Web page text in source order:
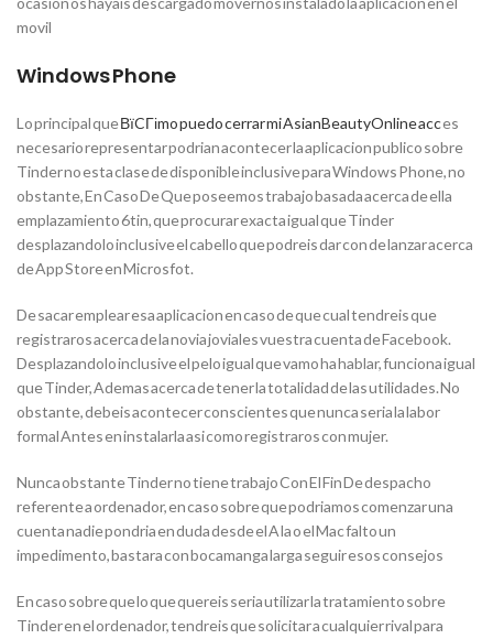
movil
Windows Phone
Lo principal queВїCГіmo puedo cerrar mi AsianBeautyOnline acces
necesario representar podrian acontecer la aplicacion publico sobre
Tinder no esta clase de disponible inclusive para Windows Phone, no
obstante, En Caso De Que poseemos trabajo basada acerca de ella
emplazamiento 6tin, que procurar exacta igual que Tinder
desplazandolo inclusive el cabello que podreis dar con de lanzar acerca
de App Store en Microsfot.
De sacar emplear esa aplicacion en caso de que cual tendreis que
registraros acerca de la novia joviales vuestra cuenta de Facebook.
Desplazandolo inclusive el pelo igual que vamo ha hablar, funciona igual
que Tinder, Ademas acerca de tener la totalidad de las utilidades. No
obstante, debeis acontecer conscientes que nunca seria la labor
formal Antes en instalarla asi como registraros con mujer.
Nunca obstante Tinder no tiene trabajo Con El Fin De despacho
referente a ordenador, en caso sobre que podri­amos comenzar una
cuenta nadie pondria en duda desde el A la o el Mac falto un
impedimento, bastara con bocamanga larga seguir esos consejos
En caso sobre que lo que quereis seria utilizar la tratamiento sobre
Tinder en el ordenador, tendreis que solicitar a cualquier rival para